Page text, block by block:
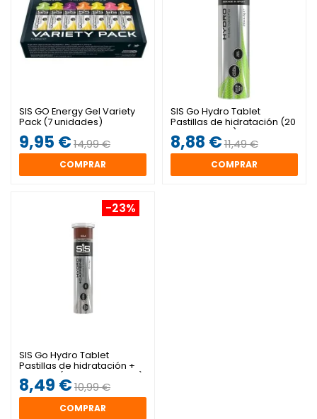
SIS GO Energy Gel Variety
Pack (7 unidades)
9,95 €14,99 €
COMPRAR
SIS Go Hydro Tablet
Pastillas de hidratación (20
comprimidos)
8,88 €11,49 €
COMPRAR
-23%
SIS Go Hydro Tablet
Pastillas de hidratación +
Cafeína (20 comprimidos)
8,49 €10,99 €
COMPRAR